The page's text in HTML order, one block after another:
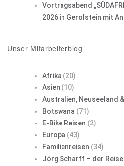
Vortragsabend
2026 in Gerolstein mit
Unser Mitarbeiterblog
Afrika (20)
Asien (10)
Australien, Neuseeland
Botswana (71)
E-Bike Reisen (2)
Europa (43)
Familienreisen (34)
Jörg Scharff – der